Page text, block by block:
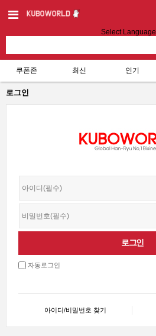
Select Language
쿠폰존 최신 인기
로그인
자동로그인
아이디/비밀번호 찾기